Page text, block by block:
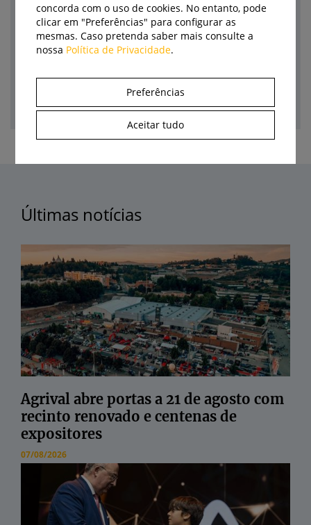
Últimas notícias
Agrival abre portas a 21 de agosto com
recinto renovado e centenas de
expositores
07/08/2026
concorda com o uso de cookies. No entanto, pode
clicar em "Preferências" para configurar as
mesmas. Caso pretenda saber mais consulte a
nossa Política de Privacidade.
Preferências
Aceitar tudo